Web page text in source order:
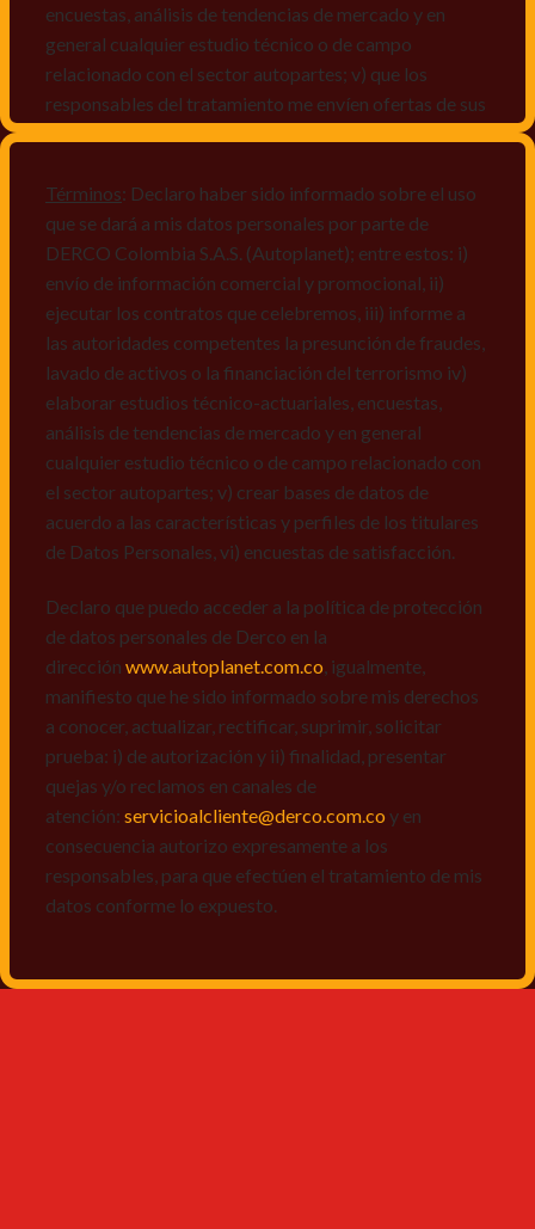
encuestas, análisis de tendencias de mercado y en
general cualquier estudio técnico o de campo
relacionado con el sector autopartes; v) que los
responsables del tratamiento me envíen ofertas de sus
mismos, vi) crear bases de datos de acuerdo a las
características y perfiles de los titulares de Datos
Personales, v) encuestas de satisfacción, vi) reportes
recall.
Declaro que puedo acceder a la política de protección
de datos personales de Derco en la
direcciónwww.autoplanet.com.co, igualmente,
manifiesto que he sido informado sobre mis derechos
a conocer, actualizar, rectificar, suprimir, solicitar
prueba: i) de autorización y ii) finalidad, presentar
quejas y/o reclamos en canales de
atención: servicioalcliente@derco.com.coy en
responsables, para que efectúen el tratamiento de mis
datos conforme lo expuesto.
Términos: Declaro haber sido informado sobre el uso
que se dará a mis datos personales por parte de
DERCO Colombia S.A.S. (Autoplanet); entre estos: i)
envío de información comercial y promocional, ii)
ejecutar los contratos que celebremos, iii) informe a
las autoridades competentes la presunción de fraudes,
lavado de activos o la financiación del terrorismo iv)
elaborar estudios técnico-actuariales, encuestas,
análisis de tendencias de mercado y en general
cualquier estudio técnico o de campo relacionado con
el sector autopartes; v) crear bases de datos de
acuerdo a las características y perfiles de los titulares
de Datos Personales, vi) encuestas de satisfacción.
Declaro que puedo acceder a la política de protección
de datos personales de Derco en la
dirección www.autoplanet.com.co , igualmente,
manifiesto que he sido informado sobre mis derechos
a conocer, actualizar, rectificar, suprimir, solicitar
prueba: i) de autorización y ii) finalidad, presentar
quejas y/o reclamos en canales de
atención: servicioalcliente@derco.com.co y en
consecuencia autorizo expresamente a los
responsables, para que efectúen el tratamiento de mis
datos conforme lo expuesto.